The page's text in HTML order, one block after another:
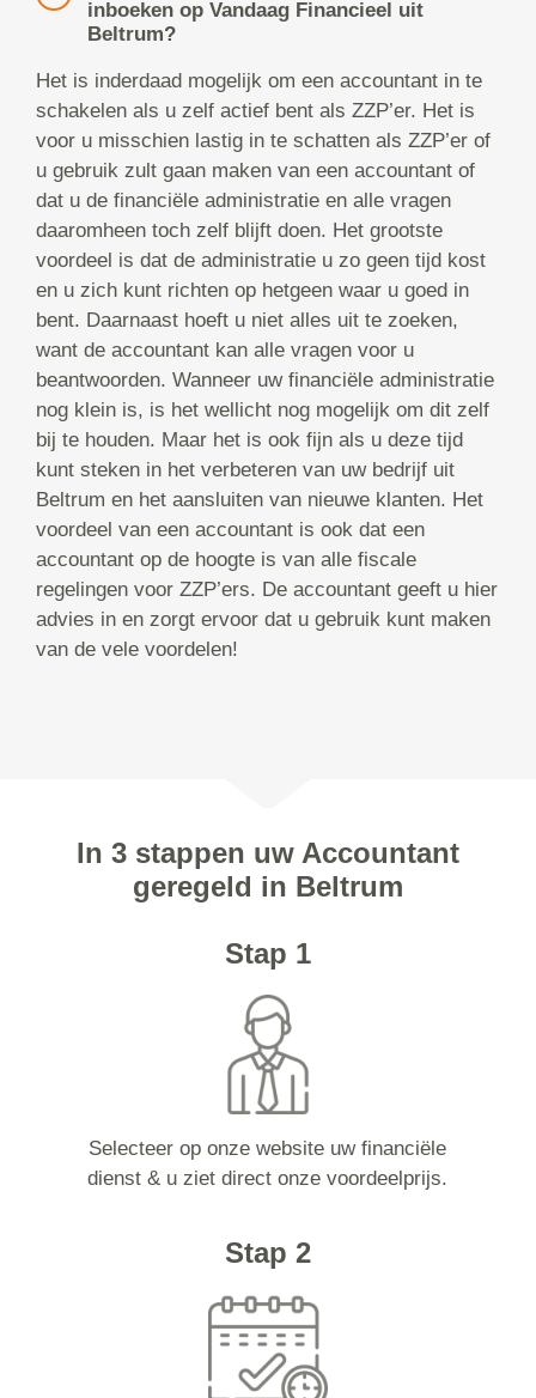
inboeken op Vandaag Financieel uit
Beltrum?
Het is inderdaad mogelijk om een accountant in te
schakelen als u zelf actief bent als ZZP’er. Het is
voor u misschien lastig in te schatten als ZZP’er of
u gebruik zult gaan maken van een accountant of
dat u de financiële administratie en alle vragen
daaromheen toch zelf blijft doen. Het grootste
voordeel is dat de administratie u zo geen tijd kost
en u zich kunt richten op hetgeen waar u goed in
bent. Daarnaast hoeft u niet alles uit te zoeken,
want de accountant kan alle vragen voor u
beantwoorden. Wanneer uw financiële administratie
nog klein is, is het wellicht nog mogelijk om dit zelf
bij te houden. Maar het is ook fijn als u deze tijd
kunt steken in het verbeteren van uw bedrijf uit
Beltrum en het aansluiten van nieuwe klanten. Het
voordeel van een accountant is ook dat een
accountant op de hoogte is van alle fiscale
regelingen voor ZZP’ers. De accountant geeft u hier
advies in en zorgt ervoor dat u gebruik kunt maken
van de vele voordelen!
In 3 stappen uw Accountant
geregeld in Beltrum
Stap 1
Selecteer op onze website uw financiële
dienst & u ziet direct onze voordeelprijs.
Stap 2